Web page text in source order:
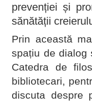
prevenției și
sănătății
Prin această
spațiu de dialog
Catedra de
bibliotecari,
discuta despre